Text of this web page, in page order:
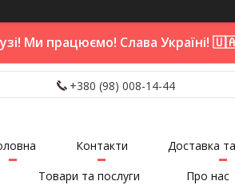
Ми працюємо! Слава Україні!
+380 (98) 008-14-44
Контакти
Доставка
Товари та послуги
Про нас